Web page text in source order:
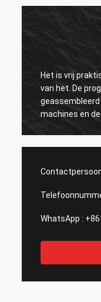
Het is vrij
van het. De
machines en
numerieke
WhatsApp :